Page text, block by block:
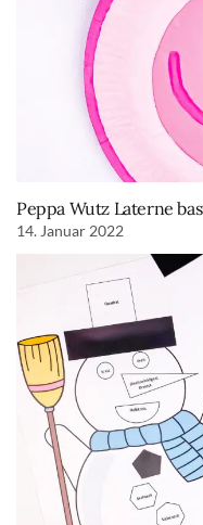
Peppa Wutz Laterne
14. Januar 2022